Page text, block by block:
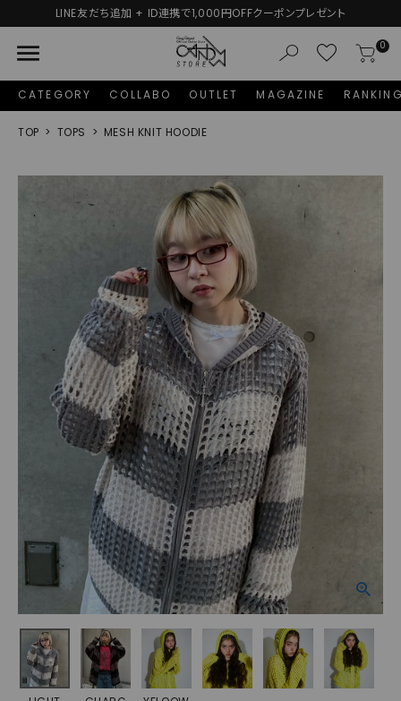
LINE友だち追加 + ID連携で1,000円OFFクーポンプレゼント
menu 0
CATEGORY COLLABO OUTLET MAGAZINE
TOP TOPS MESH KNIT HOODIE